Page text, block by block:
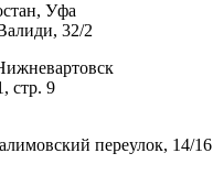
Уфа
32/2
стр. 9
переулок, 14/16